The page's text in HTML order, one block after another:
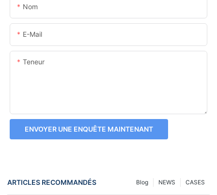
Nom
E-Mail
Teneur
ENVOYER UNE ENQUÊTE MAINTENANT
ARTICLES RECOMMANDÉS CASES
NEWS
Blog